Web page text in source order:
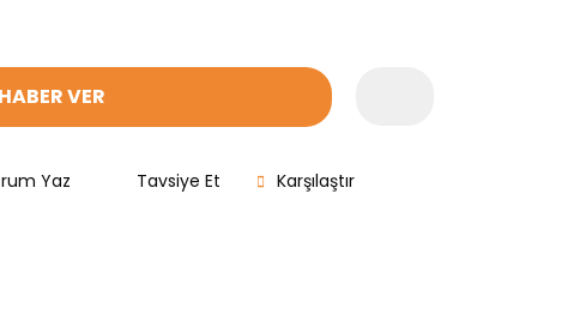
VER
Yaz Tavsiye Et Karşılaştır